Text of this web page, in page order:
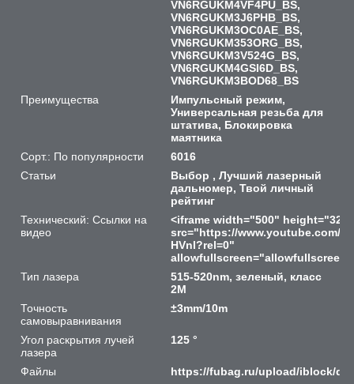
VN6RGUKM4VF4PU_BS,
VN6RGUKM3J6PHB_BS,
VN6RGUKM3OC0AE_BS,
VN6RGUKM353ORG_BS,
VN6RGUKM3V524G_BS,
VN6RGUKM4GSI6D_BS,
VN6RGUKM3BOD68_BS
Преимущества
Импульсный режим,
Универсальная резьба для
штатива, Блокировка
маятника
Сорт.: По популярности
6016
Статьи
Выбор , Лучший лазерный
дальномер, Твой личный
рейтинг
Технический: Ссылки на
видео
<iframe width="500" height="320"
src="https://www.youtube.com/
HVnI?rel=0"
Тип лазера
515-520nm, зеленый, класс
2М
Точность
самовыравнивания
±3mm/10m
Угол раскрытия лучей
лазера
125 °
Файлы
https://fubag.ru/upload/iblock/